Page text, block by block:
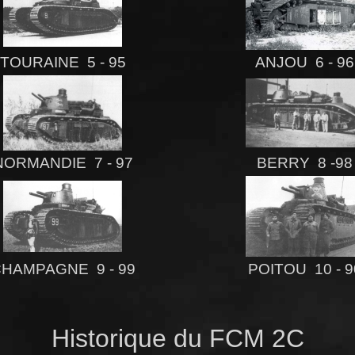
TOURAINE 5 - 95 ANJOU 6 - 96
7 - 97 BERRY 8 -98
9 - 99 POITOU 10 -
Historique du FCM 2C